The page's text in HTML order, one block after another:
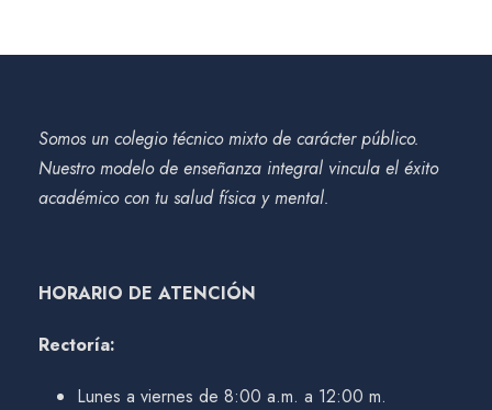
Somos un colegio técnico mixto de carácter público.
Nuestro modelo de enseñanza integral vincula el éxito
académico con tu salud física y mental.
HORARIO DE ATENCIÓN
Rectoría:
Lunes a viernes de 8:00 a.m. a 12:00 m.